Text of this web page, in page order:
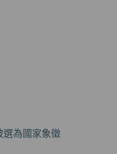
選為國家象徵